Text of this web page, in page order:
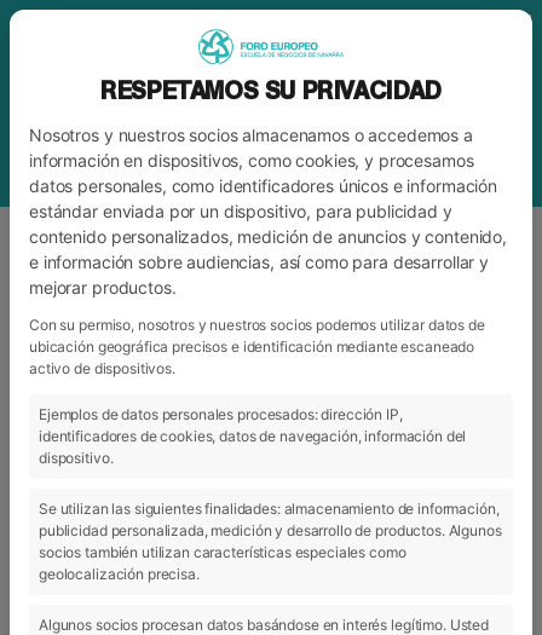
ETIQUETAIRENE PUYADA
24 Jun 2019
RESPETAMOS SU PRIVACIDAD
Nosotros y nuestros socios almacenamos o accedemos a
información en dispositivos, como cookies, y procesamos
datos personales, como identificadores únicos e información
estándar enviada por un dispositivo, para publicidad y
contenido personalizados, medición de anuncios y contenido,
e información sobre audiencias, así como para desarrollar y
mejorar productos.
Con su permiso, nosotros y nuestros socios podemos utilizar datos de
ubicación geográfica precisos e identificación mediante escaneado
activo de dispositivos.
Ejemplos de datos personales procesados: dirección IP,
identificadores de cookies, datos de navegación, información del
dispositivo.
Se utilizan las siguientes finalidades: almacenamiento de información,
publicidad personalizada, medición y desarrollo de productos. Algunos
socios también utilizan características especiales como
geolocalización precisa.
Algunos socios procesan datos basándose en interés legítimo. Usted